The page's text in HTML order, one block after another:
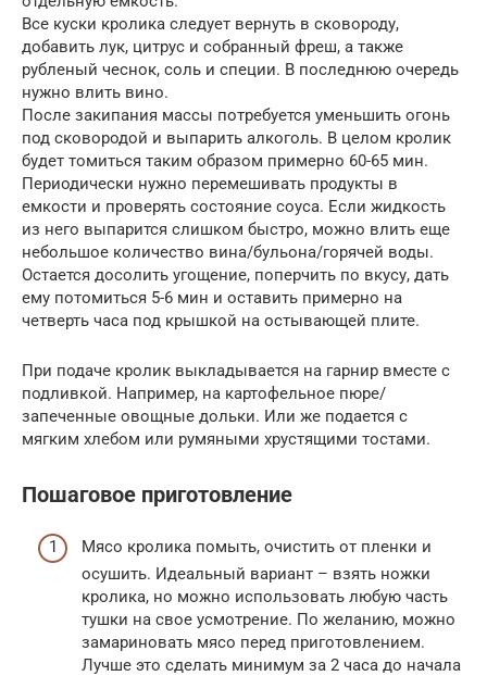
Все куски кролика следует вернуть в сковороду,
добавить лук, цитрус и собранный фреш, а также
рубленый чеснок, соль и специи. В последнюю очередь
нужно влить вино.
После закипания массы потребуется уменьшить огонь
под сковородой и выпарить алкоголь. В целом кролик
будет томиться таким образом примерно 60-65 мин.
Периодически нужно перемешивать продукты в
емкости и проверять состояние соуса. Если жидкость
из него выпарится слишком быстро, можно влить еще
небольшое количество вина/бульона/горячей воды.
Остается досолить угощение, поперчить по вкусу, дать
ему потомиться 5-6 мин и оставить примерно на
четверть часа под крышкой на остывающей плите.
При подаче кролик выкладывается на гарнир вместе с
подливкой. Например, на картофельное пюре/
запеченные овощные дольки. Или же подается с
мягким хлебом или румяными хрустящими тостами.
Пошаговое приготовление
Мясо кролика помыть, очистить от пленки и
осушить. Идеальный вариант – взять ножки
кролика, но можно использовать любую часть
тушки на свое усмотрение. По желанию, можно
замариновать мясо перед приготовлением.
Лучше это сделать минимум за 2 часа до начала